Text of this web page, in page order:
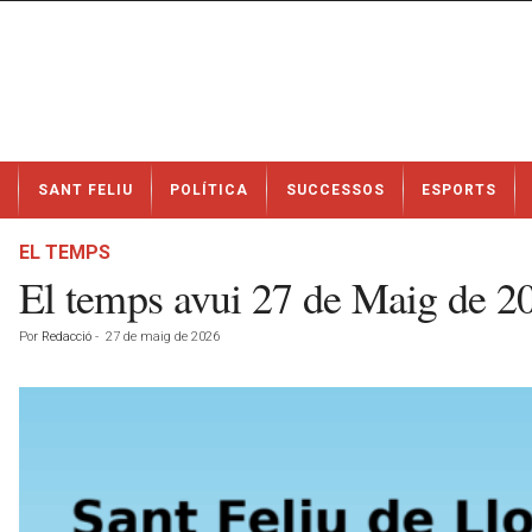
t
SANT FELIU POLÍTICA SUCCESSOS ESPORTS
EL TEMPS
El temps avui 27 de Maig de
Por Redacció - 27 de maig de 2026